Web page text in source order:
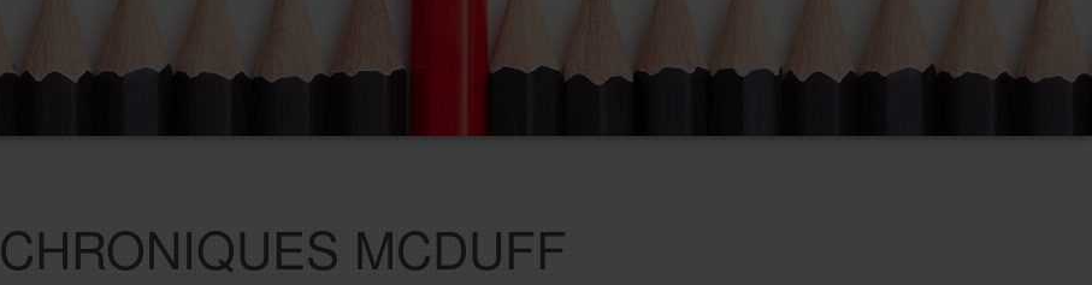
CHRONIQUES MCDUFF